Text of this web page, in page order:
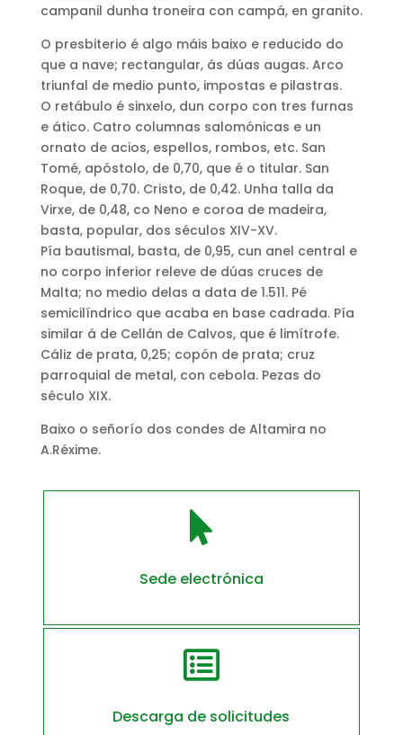
campanil dunha troneira con campá, en granito.
O presbiterio é algo máis baixo e reducido do
que a nave; rectangular, ás dúas augas. Arco
triunfal de medio punto, impostas e pilastras.
O retábulo é sinxelo, dun corpo con tres furnas
e ático. Catro columnas salomónicas e un
ornato de acios, espellos, rombos, etc. San
Tomé, apóstolo, de 0,70, que é o titular. San
Roque, de 0,70. Cristo, de 0,42. Unha talla da
Virxe, de 0,48, co Neno e coroa de madeira,
basta, popular, dos séculos XIV-XV.
Pía bautismal, basta, de 0,95, cun anel central e
no corpo inferior releve de dúas cruces de
Malta; no medio delas a data de 1.511. Pé
semicilíndrico que acaba en base cadrada. Pía
similar á de Cellán de Calvos, que é limítrofe.
Cáliz de prata, 0,25; copón de prata; cruz
parroquial de metal, con cebola. Pezas do
século XIX.
Baixo o señorío dos condes de Altamira no
A.Réxime.

Sede electrónica

Descarga de solicitudes